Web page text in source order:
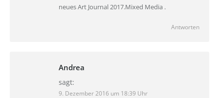
neues Art Journal 2017.Mixed Media .
Antworten
Andrea
sagt:
9. Dezember 2016 um 18:39 Uhr